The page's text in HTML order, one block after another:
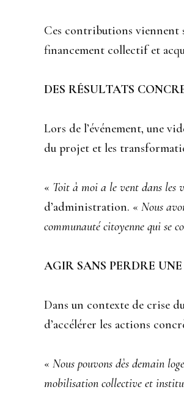
Ces contributions viennent
financement collectif et
DES RÉSULTATS
Lors de l’événement, une
du projet et les
« Toit à moi a le vent dans les
d’administration. « Nous
communauté citoyenne qui se
AGIR SANS PERDRE
Dans un contexte de crise
d’accélérer les actions
« Nous pouvons dès demain
mobilisation collective et